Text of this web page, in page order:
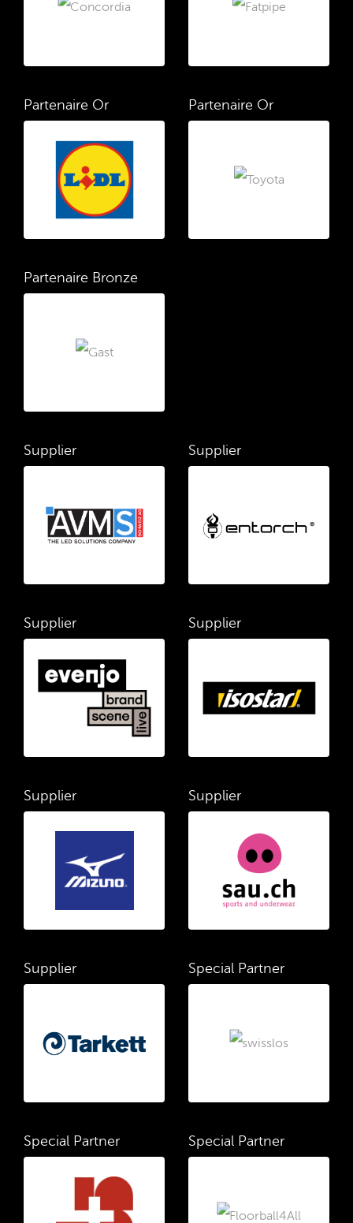
Partenaire Or Partenaire Or
Partenaire Bronze
Supplier Supplier
Supplier Supplier
Supplier Supplier
Supplier Special Partner
Special Partner Special Partner